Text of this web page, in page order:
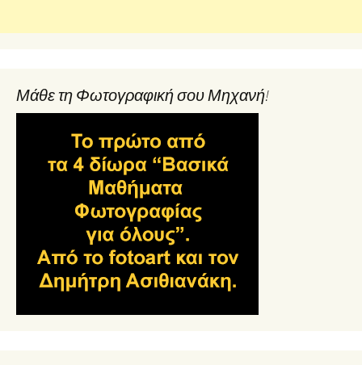
Μάθε τη Φωτογραφική σου Μηχανή!